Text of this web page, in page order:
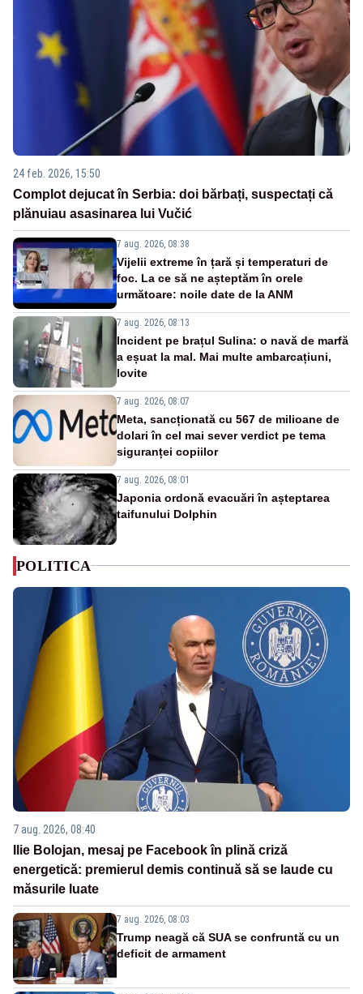
24 feb. 2026, 15:50
Complot dejucat în Serbia: doi bărbați, suspectați că
plănuiau asasinarea lui Vučić
7 aug. 2026, 08:38
Vijelii extreme în țară și temperaturi de
foc. La ce să ne așteptăm în orele
următoare: noile date de la ANM
7 aug. 2026, 08:13
Incident pe brațul Sulina: o navă de marfă
a eșuat la mal. Mai multe ambarcațiuni,
lovite
7 aug. 2026, 08:07
Meta, sancționată cu 567 de milioane de
dolari în cel mai sever verdict pe tema
siguranței copiilor
7 aug. 2026, 08:01
Japonia ordonă evacuări în așteptarea
taifunului Dolphin
POLITICA
7 aug. 2026, 08:40
Ilie Bolojan, mesaj pe Facebook în plină criză
energetică: premierul demis continuă să se laude cu
măsurile luate
7 aug. 2026, 08:03
Trump neagă că SUA se confruntă cu un
deficit de armament